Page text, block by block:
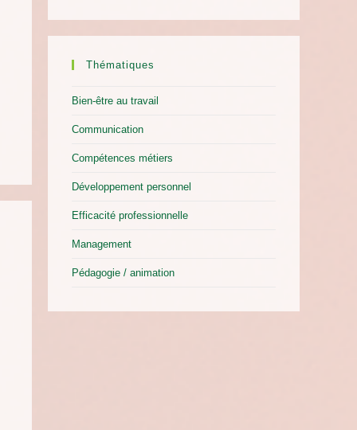
Thématiques
Bien-être au travail
Communication
Compétences métiers
Développement personnel
Efficacité professionnelle
Management
Pédagogie / animation